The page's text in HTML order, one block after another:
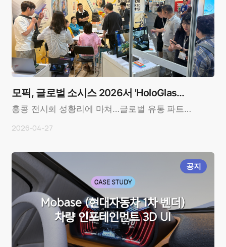
모픽, 글로벌 소시스 2026서 'HoloGlass'
선보여…세계 최초 스마트폰 보호유리 …
홍콩 전시회 성황리에 마쳐…글로벌 유통 파트너
2026-04-27
공지